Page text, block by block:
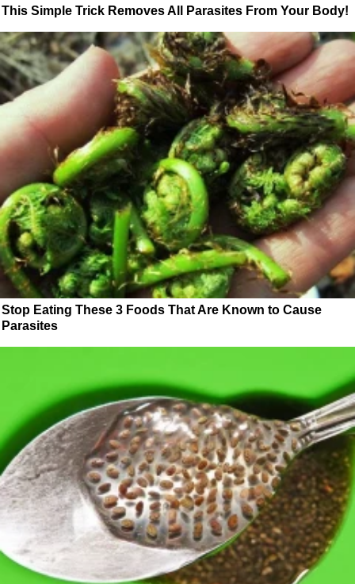
This Simple Trick Removes All Parasites From Your Body!
Stop Eating These 3 Foods That Are Known to Cause
Parasites